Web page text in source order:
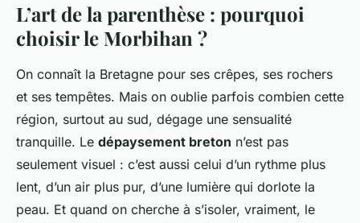
L’art de la parenthèse : pourquoi
choisir le Morbihan ?
On connaît la Bretagne pour ses crêpes, ses rochers
et ses tempêtes. Mais on oublie parfois combien cette
région, surtout au sud, dégage une sensualité
tranquille. Le dépaysement breton n’est pas
seulement visuel : c’est aussi celui d’un rythme plus
lent, d’un air plus pur, d’une lumière qui dorlote la
peau. Et quand on cherche à s’isoler, vraiment, le